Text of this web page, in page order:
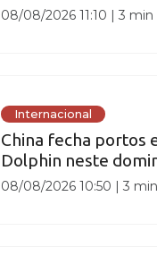
08/08/2026 11:10 |3 min
Internacional
China fecha portos
Dolphin neste
08/08/2026 10:50 |3 min